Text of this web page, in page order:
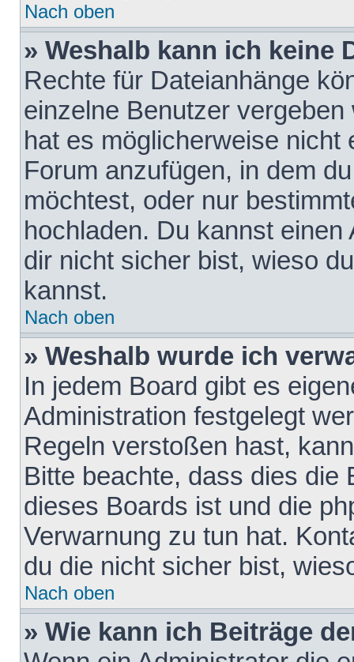
Nach oben
» Weshalb kann ich keine
Rechte für Dateianhänge
einzelne Benutzer
hat es möglicherweise nicht
Forum anzufügen, in dem
möchtest, oder nur
hochladen. Du kannst
dir nicht sicher bist, wieso
kannst.
Nach oben
» Weshalb wurde ich
In jedem Board gibt es
Administration festgelegt
Regeln verstoßen hast,
Bitte beachte, dass dies die
dieses Boards ist und die
Verwarnung zu tun hat.
du die nicht sicher bist,
Nach oben
» Wie kann ich Beiträge